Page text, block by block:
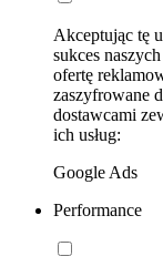
Akceptując tę
sukces
ofertę
zaszyfrowane
dostawcami
ich usług:
Google Ads
Performance